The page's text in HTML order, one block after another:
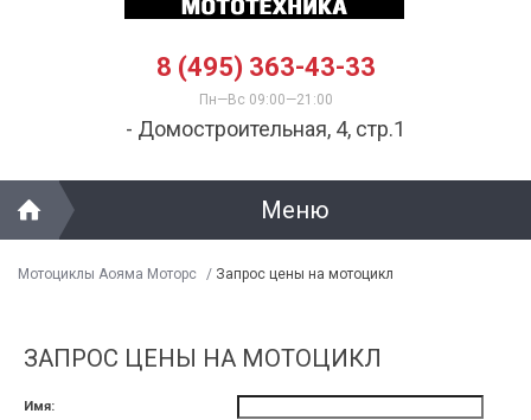
8 (495) 363-43-33
Пн—Вс 09:00—21:00
- Домостроительная, 4, стр.1
Меню
Мотоциклы Аояма Моторс / Запрос цены на мотоцикл
ЗАПРОС ЦЕНЫ НА МОТОЦИКЛ
Имя: